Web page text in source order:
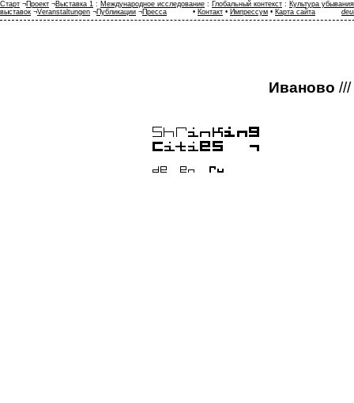
Иваново ///
Старт ¬Проект ¬Выставка 1 : Международное исследование : Глобальный контекст : Культура убывания
выставок ¬Veranstaltungen ¬Публикации ¬Пресса • Контакт • Импрессум • Карта сайта